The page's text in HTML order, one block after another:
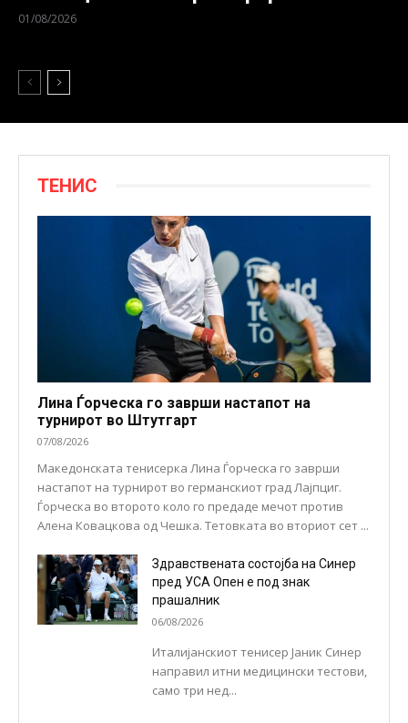
01/08/2026
ТЕНИС
Лина Ѓорческа го заврши настапот на
турнирот во Штутгарт
07/08/2026
Македонската тенисерка Лина Ѓорческа го заврши
настапот на турнирот во германскиот град Лајпциг.
Ѓорческа во второто коло го предаде мечот против
Алена Ковацкова од Чешка. Тетовката во вториот сет ...
Здравствената состојба на Синер
пред УСА Опен е под знак
прашалник
06/08/2026
Италијанскиот тенисер Јаник Синер
направил итни медицински тестови,
само три нед...